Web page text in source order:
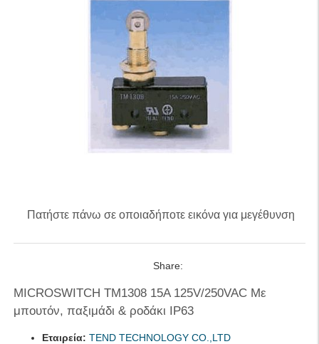
Πατήστε πάνω σε οποιαδήποτε εικόνα για μεγέθυνση
Share:
MICROSWITCH ΤΜ1308 15A 125V/250VAC Με
μπουτόν, παξιμάδι & ροδάκι IP63
Εταιρεία: TEND TECHNOLOGY CO.,LTD